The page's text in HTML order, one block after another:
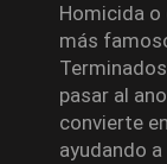
Homicida o
más
pasar al
convierte
ayudando